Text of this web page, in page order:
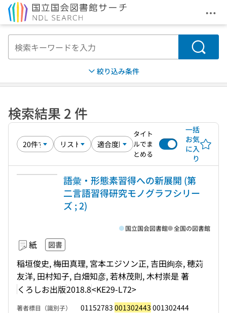
メ
検索
絞り込み条件
検索結果 2 件
タイト
ルでま
とめる
一括
お気
に入
り
語彙・形態素習得への新展開 (第
二言語習得研究モノグラフシリー
ズ ; 2)
紙 図書
稲垣俊史, 梅田真理, 宮本エジソン正, 吉田絢奈, 穂苅
友洋, 田村知子, 白畑知彦, 若林茂則, 木村崇是 著
くろしお出版2018.8<KE29-L72>
国立国会図書館 全国の図書館
著者標目（識別子） 01152783 001302443 001302444